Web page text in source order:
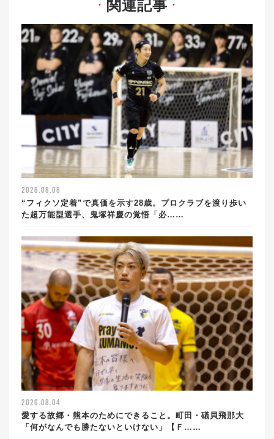
▼ 関連記事 ▼
2026.08.08
“フィクソ定着”で真価を示す28歳。プロクラブを渡り歩い
た超万能型選手、鬼塚祥慶の覚悟「必……
2026.08.04
愛する故郷・熊本のためにできること。町田・礒貝飛那大
「何がなんでも勝たないといけない」【Ｆ……